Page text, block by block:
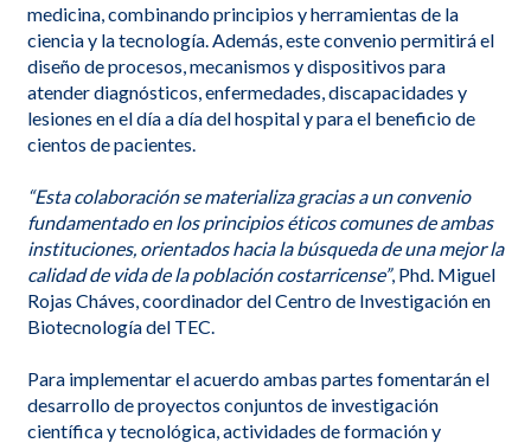
medicina, combinando principios y herramientas de la
ciencia y la tecnología. Además, este convenio permitirá el
diseño de procesos, mecanismos y dispositivos para
atender diagnósticos, enfermedades, discapacidades y
lesiones en el día a día del hospital y para el beneficio de
cientos de pacientes.
“Esta colaboración se materializa gracias a un convenio
fundamentado en los principios éticos comunes de ambas
instituciones, orientados hacia la búsqueda de una mejor la
calidad de vida de la población costarricense”, Phd. Miguel
Rojas Cháves, coordinador del Centro de Investigación en
Biotecnología del TEC.
Para implementar el acuerdo ambas partes fomentarán el
desarrollo de proyectos conjuntos de investigación
científica y tecnológica, actividades de formación y